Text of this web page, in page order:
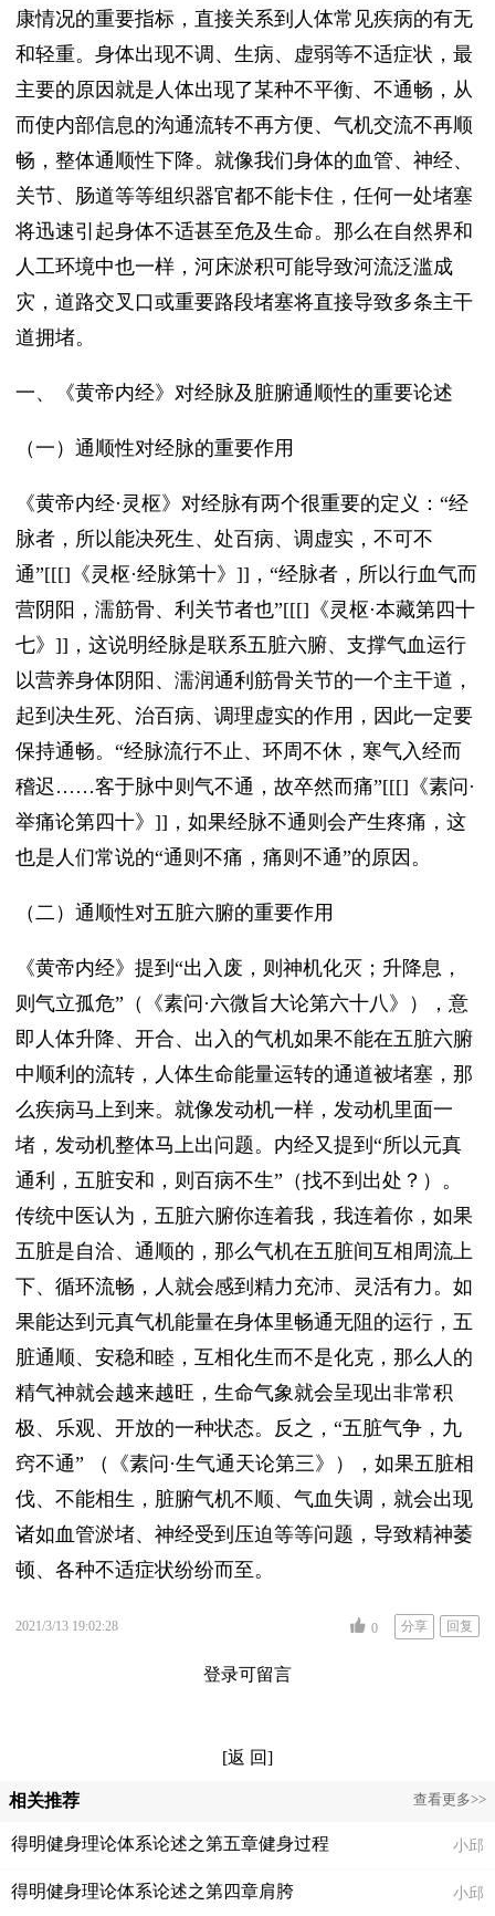
康情况的重要指标，直接关系到人体常见疾病的有无
和轻重。身体出现不调、生病、虚弱等不适症状，最
主要的原因就是人体出现了某种不平衡、不通畅，从
而使内部信息的沟通流转不再方便、气机交流不再顺
畅，整体通顺性下降。就像我们身体的血管、神经、
关节、肠道等等组织器官都不能卡住，任何一处堵塞
将迅速引起身体不适甚至危及生命。那么在自然界和
人工环境中也一样，河床淤积可能导致河流泛滥成
灾，道路交叉口或重要路段堵塞将直接导致多条主干
道拥堵。
一、《黄帝内经》对经脉及脏腑通顺性的重要论述
（一）通顺性对经脉的重要作用
《黄帝内经·灵枢》对经脉有两个很重要的定义：“经
脉者，所以能决死生、处百病、调虚实，不可不
通”[[[]《灵枢·经脉第十》]]，“经脉者，所以行血气而
营阴阳，濡筋骨、利关节者也”[[[]《灵枢·本藏第四十
七》]]，这说明经脉是联系五脏六腑、支撑气血运行
以营养身体阴阳、濡润通利筋骨关节的一个主干道，
起到决生死、治百病、调理虚实的作用，因此一定要
保持通畅。“经脉流行不止、环周不休，寒气入经而
稽迟……客于脉中则气不通，故卒然而痛”[[[]《素问·
举痛论第四十》]]，如果经脉不通则会产生疼痛，这
也是人们常说的“通则不痛，痛则不通”的原因。
（二）通顺性对五脏六腑的重要作用
《黄帝内经》提到“出入废，则神机化灭；升降息，
则气立孤危”（《素问·六微旨大论第六十八》），意
即人体升降、开合、出入的气机如果不能在五脏六腑
中顺利的流转，人体生命能量运转的通道被堵塞，那
么疾病马上到来。就像发动机一样，发动机里面一
堵，发动机整体马上出问题。内经又提到“所以元真
通利，五脏安和，则百病不生”（找不到出处？）。
传统中医认为，五脏六腑你连着我，我连着你，如果
五脏是自洽、通顺的，那么气机在五脏间互相周流上
下、循环流畅，人就会感到精力充沛、灵活有力。如
果能达到元真气机能量在身体里畅通无阻的运行，五
脏通顺、安稳和睦，互相化生而不是化克，那么人的
精气神就会越来越旺，生命气象就会呈现出非常积
极、乐观、开放的一种状态。反之，“五脏气争，九
窍不通” （《素问·生气通天论第三》），如果五脏相
伐、不能相生，脏腑气机不顺、气血失调，就会出现
诸如血管淤堵、神经受到压迫等等问题，导致精神萎
顿、各种不适症状纷纷而至。
2021/3/13 19:02:28 0 分享 回复
登录可留言
[返 回]
相关推荐 查看更多>>
得明健身理论体系论述之第五章健身过程 小邱
得明健身理论体系论述之第四章肩胯 小邱